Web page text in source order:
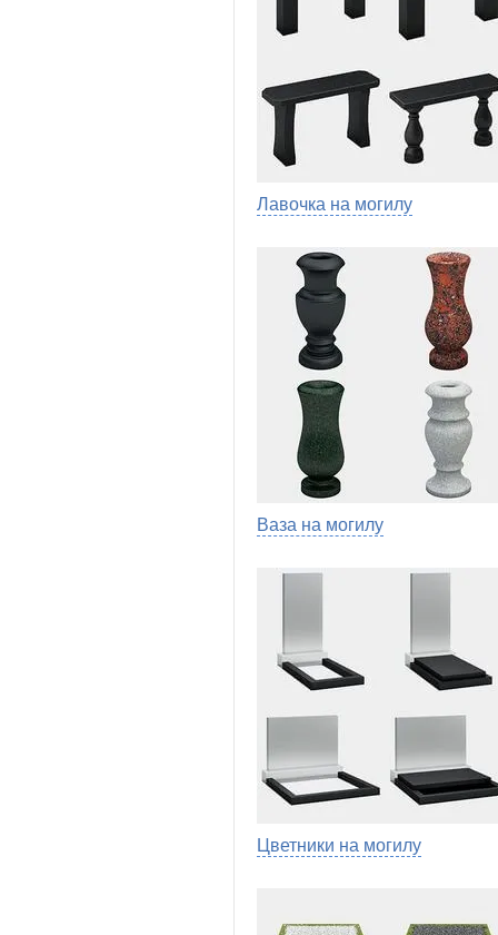
Лавочка на могилу
Ваза на могилу
Цветники на могилу